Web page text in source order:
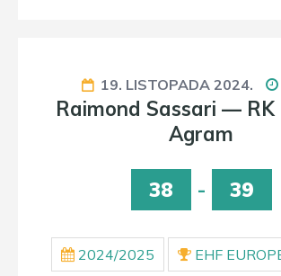
19. LISTOPADA 2024.
Raimond Sassari — RK
Agram
38 - 39
2024/2025 EHF